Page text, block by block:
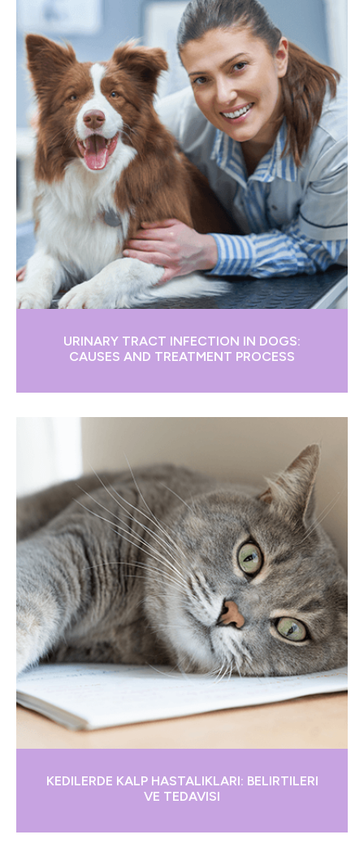
URINARY TRACT INFECTION IN DOGS:
CAUSES AND TREATMENT PROCESS
KEDILERDE KALP HASTALIKLARI: BELIRTILERI
VE TEDAVISI